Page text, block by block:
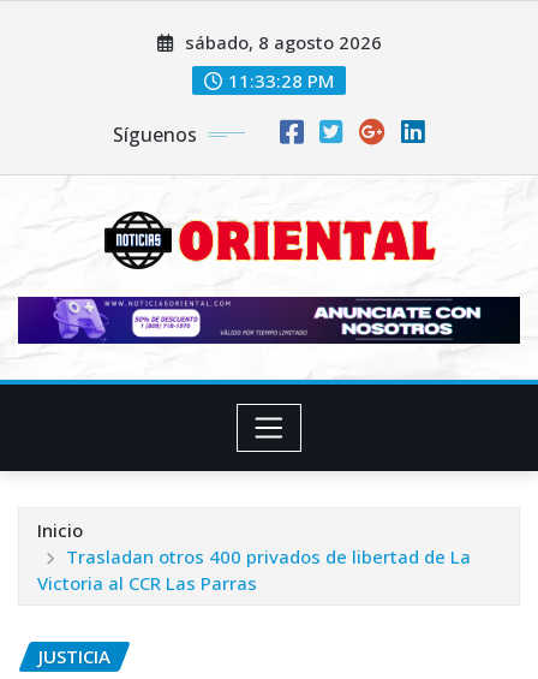
sábado, 8 agosto 2026
11:33:30 PM
Síguenos
Inicio
Trasladan otros 400 privados de libertad de La
Victoria al CCR Las Parras
JUSTICIA